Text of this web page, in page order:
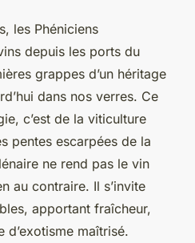
les Phéniciens
depuis les ports du
grappes d’un héritage
dans nos verres. Ce
c’est de la viticulture
pentes escarpées de la
ne rend pas le vin
au contraire. Il s’invite
apportant fraîcheur,
d’exotisme maîtrisé.